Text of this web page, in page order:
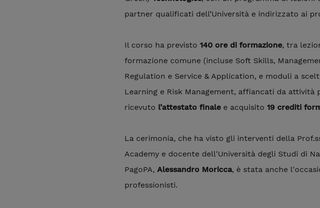
partner qualificati dell’Università e indirizzato ai
Il corso ha previsto 140 ore di formazione, tra
formazione comune (incluse Soft Skills,
Regulation e Service & Application, e moduli a
Learning e Risk Management, affiancati da
ricevuto l’attestato finale e acquisito 19 crediti
La cerimonia, che ha visto gli interventi della
Academy e docente dell'Università degli Studi di
PagoPA, Alessandro Moricca, è stata anche
professionisti.